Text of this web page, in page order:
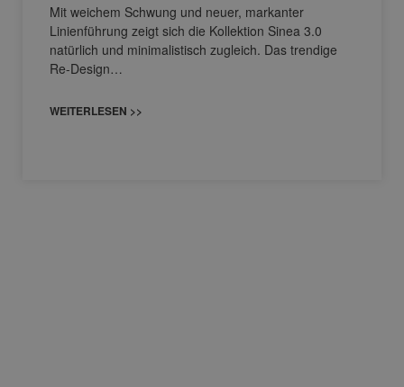
Mit weichem Schwung und neuer, markanter
Linienführung zeigt sich die Kollektion Sinea 3.0
natürlich und minimalistisch zugleich. Das trendige
Re-Design…
WEITERLESEN >>